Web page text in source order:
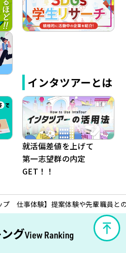
インタツアーとは
就活偏差値を上げて
第一志望群の内定
GET！！
プ 仕事体験】提案体験や先輩職員
グView Ranking